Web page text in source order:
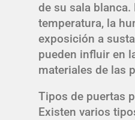
de su sala
temperatura, la
exposición a
pueden influir en
materiales de las
Tipos de puertas
Existen varios